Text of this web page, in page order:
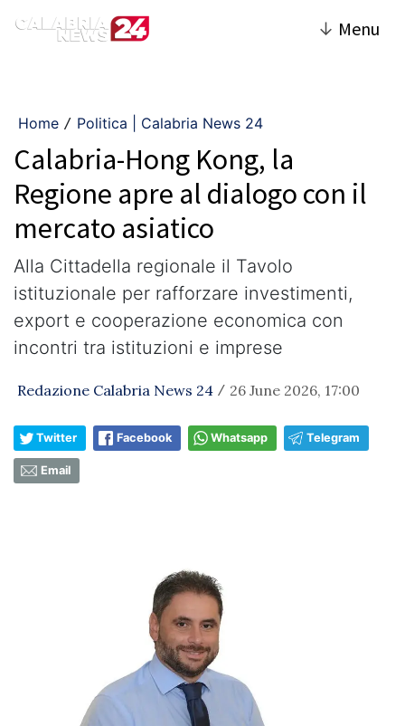
↓ Menu
Home / Politica | Calabria News 24
Calabria-Hong Kong, la
Regione apre al dialogo con il
mercato asiatico
Alla Cittadella regionale il Tavolo
istituzionale per rafforzare investimenti,
export e cooperazione economica con
incontri tra istituzioni e imprese
Redazione Calabria News 24 / 26 June 2026, 17:00
Twitter Facebook Whatsapp Telegram
Email